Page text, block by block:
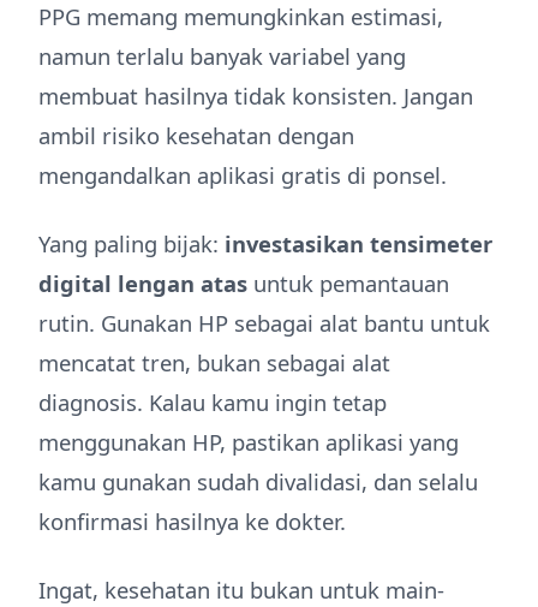
PPG memang memungkinkan estimasi,
namun terlalu banyak variabel yang
membuat hasilnya tidak konsisten. Jangan
ambil risiko kesehatan dengan
mengandalkan aplikasi gratis di ponsel.
Yang paling bijak: investasikan tensimeter
digital lengan atas untuk pemantauan
rutin. Gunakan HP sebagai alat bantu untuk
mencatat tren, bukan sebagai alat
diagnosis. Kalau kamu ingin tetap
menggunakan HP, pastikan aplikasi yang
kamu gunakan sudah divalidasi, dan selalu
konfirmasi hasilnya ke dokter.
Ingat, kesehatan itu bukan untuk main-